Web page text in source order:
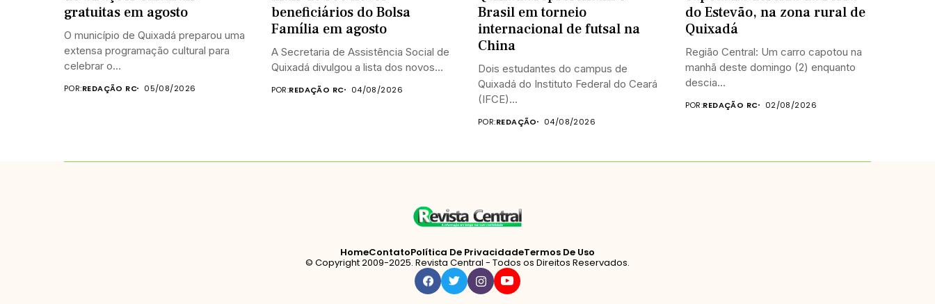
gratuitas em agosto
O município de Quixadá preparou uma
extensa programação cultural para
celebrar o...
POR:REDAÇÃO RC 05/08/2026
beneficiários do Bolsa
Família em agosto
A Secretaria de Assistência Social de
Quixadá divulgou a lista dos novos...
POR:REDAÇÃO RC 04/08/2026
Brasil em torneio
internacional de futsal na
China
Dois estudantes do campus de
Quixadá do Instituto Federal do Ceará
(IFCE)...
POR:REDAÇÃO 04/08/2026
do Estevão, na zona rural de
Quixadá
Região Central: Um carro capotou na
manhã deste domingo (2) enquanto
descia...
POR:REDAÇÃO RC 02/08/2026
HomeContatoPolítica De PrivacidadeTermos De Uso
© Copyright 2009-2025. Revista Central - Todos os Direitos Reservados.